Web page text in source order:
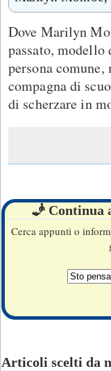
Dove Marilyn
passato, modello
persona
compagna di
di scherzare in
🧞 Continua
Cerca appunti o
Articoli scelti da